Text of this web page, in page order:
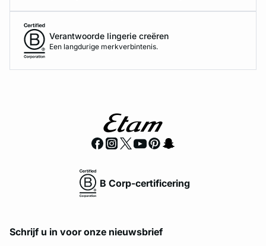
Verantwoorde lingerie creëren
Een langdurige merkverbintenis.
B Corp-certificering
Schrijf u in voor onze nieuwsbrief